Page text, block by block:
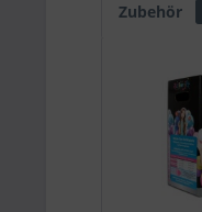
Zubehör